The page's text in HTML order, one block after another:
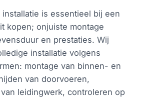
installatie is essentieel bij een
kopen; onjuiste montage
en prestaties. Wij
installatie volgens
montage van binnen- en
van doorvoeren,
leidingwerk, controleren op